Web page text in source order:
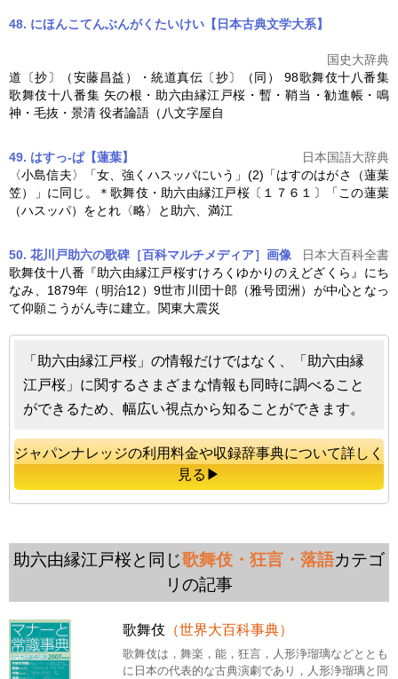
48. にほんこてんぶんがくたいけい【日本古典文学大系】
国史大辞典
道〔抄〕（安藤昌益）・統道真伝〔抄〕（同） 98歌舞伎十八番集
歌舞伎十八番集 矢の根・ 助六由縁江戸桜 ・暫・鞘当・勧進帳・鳴
神・毛抜・景清 役者論語（八文字屋自
49. はすっ‐ぱ【蓮葉】
日本国語大辞典
〈小島信夫〉「女、強くハスッパにいう」(2)「はすのはがさ（蓮葉
笠）」に同じ。＊歌舞伎・ 助六由縁江戸桜 〔１７６１〕「この蓮葉
（ハスッパ）をとれ〈略〉と助六、満江
50. 花川戸助六の歌碑［百科マルチメディア］ 画像
日本大百科全書
歌舞伎十八番『助六由縁江戸桜すけろくゆかりのえどざくら』にち
なみ、1879年（明治12）9世市川団十郎（雅号団洲）が中心となっ
て仰願こうがん寺に建立。関東大震災
「助六由縁江戸桜」の情報だけではなく、「助六由縁
江戸桜」に関するさまざまな情報も同時に調べること
ができるため、幅広い視点から知ることができます。
ジャパンナレッジの利用料金や収録辞事典について詳しく
見る▶
助六由縁江戸桜と同じ歌舞伎・狂言・落語カテゴ
リの記事
歌舞伎 （世界大百科事典）
歌舞伎は，舞楽，能，狂言，人形浄瑠璃などととも
に日本の代表的な古典演劇であり，人形浄瑠璃と同